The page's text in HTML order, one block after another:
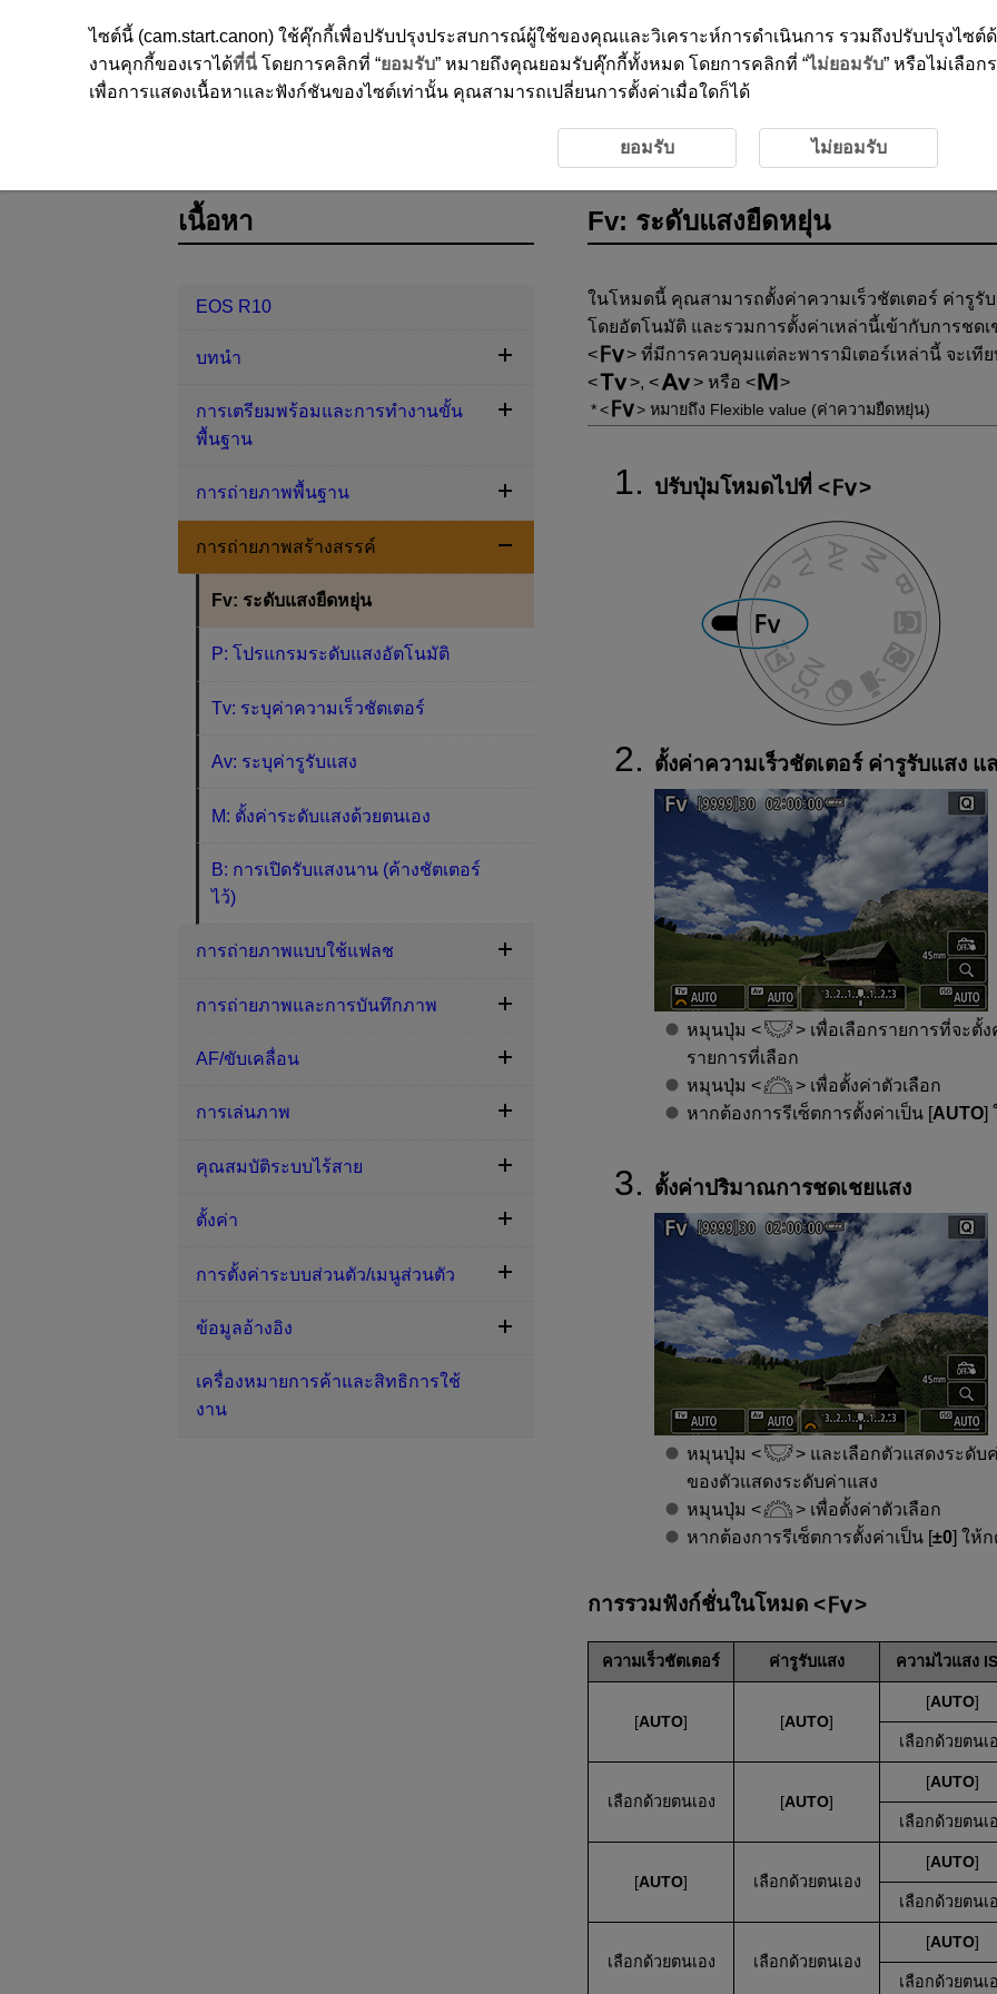
การถ่ายภาพสร้างสรรค์
Fv: ระดับแสงยืดหยุ่น
ในโหมดนี้ คุณสามารถตั้งค่าความเร็วชัตเตอร์ ค่ารูรั
โดยอัตโนมัติ และรวมการตั้งค่าเหล่านี้เข้ากับการช
ที่มีการควบคุมแต่ละพารามิเตอร์เหล่านี้ จะเที
,
หรือ
หมายถึง Flexible value (ค่าความยืดหยุ่น)
ปรับปุ่มโหมดไปที่
ตั้งค่าความเร็วชัตเตอร์ ค่ารูรับแสง แ
หมุนปุ่ม เพื่อเลือกรายการที่จะตั้ง
รายการที่เลือก
หมุนปุ่ม
เพื่อตั้งค่าตัวเลือก
หากต้องการรีเซ็ตการตั้งค่าเป็น [AUTO]
ตั้งค่าปริมาณการชดเชยแสง
หมุนปุ่ม และเลือกตัวแสดงระดับ
ของตัวแสดงระดับค่าแสง
หมุนปุ่ม
เพื่อตั้งค่าตัวเลือก
หากต้องการรีเซ็ตการตั้งค่าเป็น [±0] ให้
การรวมฟังก์ชั่นในโหมด
ความเร็วชัตเตอร์ ค่ารูรับแสง ความไวแสง
[AUTO] [AUTO]
[AUTO]
เลือกด้วยตนเ
เลือกด้วยตนเอง [AUTO]
[AUTO]
เลือกด้วยตนเ
[AUTO] เลือกด้วยตนเอง
[AUTO]
เลือกด้วยตนเ
เลือกด้วยตนเอง เลือกด้วยตนเอง
[AUTO]
เลือกด้วยตนเ
เนื้อหา
EOS R10
บทนำ
การเตรียมพร้อมและการทำงานขั้น
พื้นฐาน
การถ่ายภาพพื้นฐาน
การถ่ายภาพสร้างสรรค์
Fv: ระดับแสงยืดหยุ่น
P: โปรแกรมระดับแสงอัตโนมัติ
Tv: ระบุค่าความเร็วชัตเตอร์
Av: ระบุค่ารูรับแสง
M: ตั้งค่าระดับแสงด้วยตนเอง
B: การเปิดรับแสงนาน (ค้างชัตเตอร์
ไว้)
การถ่ายภาพแบบใช้แฟลช
การถ่ายภาพและการบันทึกภาพ
AF/ขับเคลื่อน
การเล่นภาพ
คุณสมบัติระบบไร้สาย
ตั้งค่า
การตั้งค่าระบบส่วนตัว/เมนูส่วนตัว
ข้อมูลอ้างอิง
เครื่องหมายการค้าและสิทธิการใช้
งาน
ไซต์นี้ (cam.start.canon) ใช้คุ๊กกี้เพื่อปรับปรุงประสบการณ์ผู้ใช้ของคุณและวิเคราะห์การดำเนินการ รวมถึงปรับปรุงไซ
งานคุกกี้ของเราได้ที่นี่โดยการคลิกที่ “ยอมรับ” หมายถึงคุณยอมรับคุ๊กกี้ทั้งหมด โดยการคลิกที่ “ไม่ยอมรับ” หรือไม่เลือก
เพื่อการแสดงเนื้อหาและฟังก์ชันของไซต์เท่านั้น คุณสามารถเปลี่ยนการตั้งค่าเมื่อใดก็ได้
ยอมรับ ไม่ยอมรับ